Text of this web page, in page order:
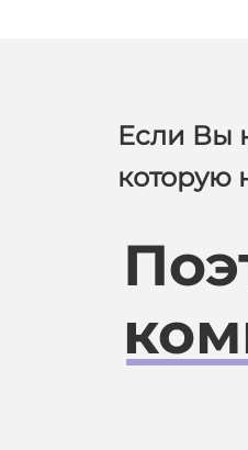
Если Вы
которую